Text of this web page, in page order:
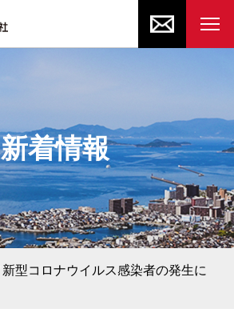
新着情報
新型コロナウイルス感染者の発生に